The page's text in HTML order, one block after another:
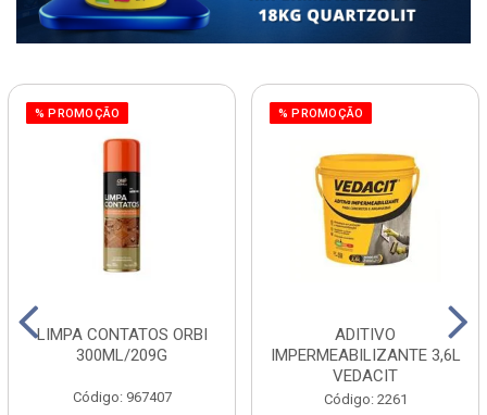
% PROMOÇÃO
LIMPA CONTATOS ORBI
300ML/209G
Código: 967407
% PROMOÇÃO
ADITIVO
IMPERMEABILIZANTE 3,6L
VEDACIT
Código: 2261